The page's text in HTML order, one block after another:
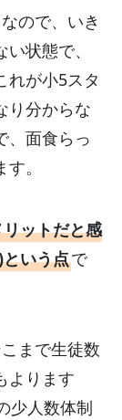
ので、いき
状態で、
れが小5スタ
り分からな
、面食らっ
。
ットだと感
いう点で
まで生徒数
よります
少人数体制